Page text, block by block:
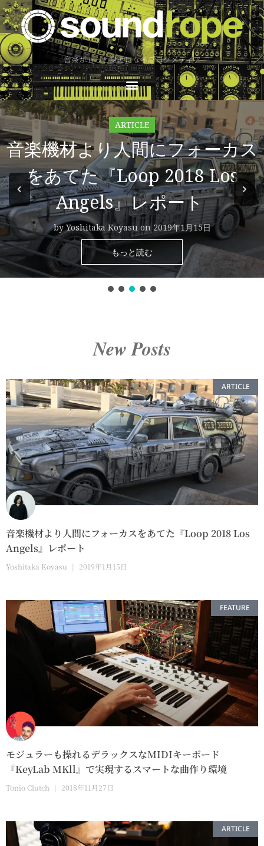
音楽がもっと身近になるブログメディア
ARTICLE
音楽機材より人間にフォーカス
をあてた『Loop 2018 Los
Angels』レポート
by Yoshitaka Koyasu on 2019年1月15日
もっと読む
New Posts
ARTICLE
音楽機材より人間にフォーカスをあてた『Loop 2018 Los
Angels』レポート
Yoshitaka Koyasu 2019年1月15日
FEATURE
モジュラーも操れるデラックスなMIDIキーボード
『KeyLab MKll』で実現するスマートな曲作り環境
Tonio Clutch 2018年11月27日
ARTICLE